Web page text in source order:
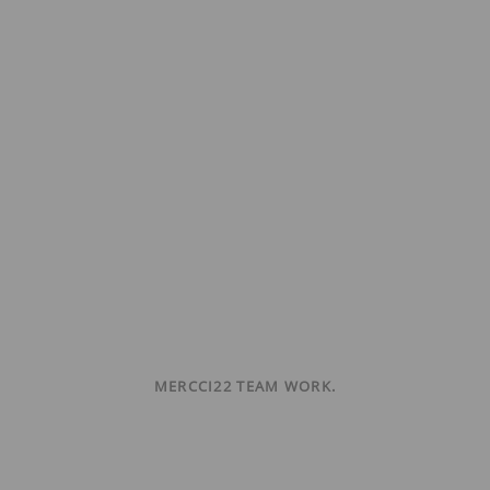
MERCCI22 TEAM WORK.